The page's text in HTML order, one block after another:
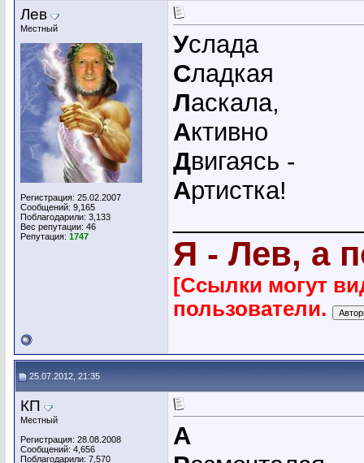
Лев
Местный
Регистрация: 25.02.2007
Сообщений: 9,165
Поблагодарили: 3,133
Вес репутации: 46
Репутация: 1747
Услада
Сладкая
Ласкала,
Активно
Двигаясь -
Артистка!
Я - Лев, а
[Ссылки могут
пользователи.
25.07.2012, 21:35
КП
Местный
Регистрация: 28.08.2008
Сообщений: 4,656
Поблагодарили: 7,570
А